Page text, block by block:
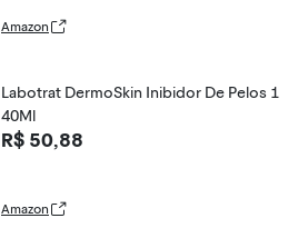
Amazon
Labotrat DermoSkin Inibidor De Pelos 1
40Ml
R$ 50,88
Amazon